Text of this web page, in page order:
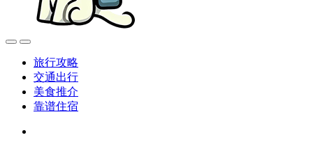
旅行攻略
交通出行
美食推介
靠谱住宿